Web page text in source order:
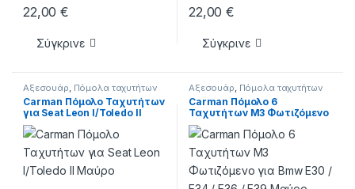
22,00€
Σύγκρινε
22,00€
Σύγκρινε
Αξεσουάρ Πόμολα ταχυτήτων
Carman Πόμολο Ταχυτήτων
για Seat Leon I/Toledo II
Μαύρο
Αξεσουάρ Πόμολα ταχυτήτων
Carman Πόμολο 6
Ταχυτήτων M3 Φωτιζόμενο
για Bmw E30 / E34 / E36 / E39
Μαύρο